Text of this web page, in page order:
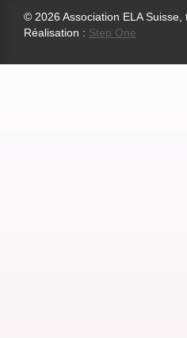
© 2026 Association ELA
Réalisation : Step One